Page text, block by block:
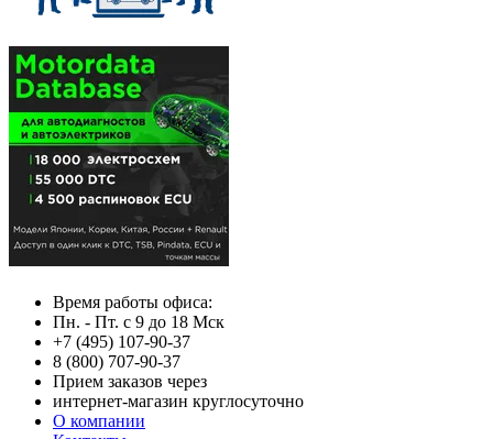
Время работы офиса:
Пн. - Пт. с 9 до 18 Мск
+7 (495) 107-90-37
8 (800) 707-90-37
Прием заказов через
интернет-магазин круглосуточно
О компании